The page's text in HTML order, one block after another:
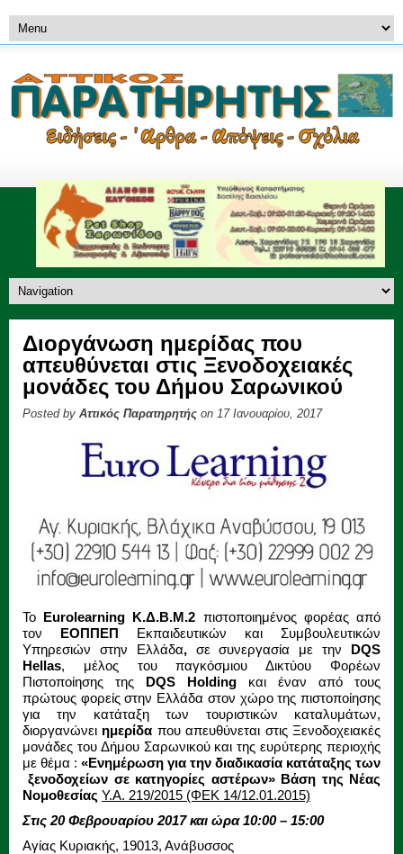
Διοργάνωση ημερίδας που
απευθύνεται στις Ξενοδοχειακές
μονάδες του Δήμου Σαρωνικού
Posted by Αττικός Παρατηρητής on 17 Ιανουαρίου, 2017
Το Eurolearning Κ.Δ.Β.Μ.2 πιστοποιημένος φορέας από
τον ΕΟΠΠΕΠ Εκπαιδευτικών και Συμβουλευτικών
Υπηρεσιών στην Ελλάδα, σε συνεργασία με την DQS
Hellas, μέλος του παγκόσμιου Δικτύου Φορέων
Πιστοποίησης της DQS Holding και έναν από τους
πρώτους φορείς στην Ελλάδα στον χώρο της πιστοποίησης
για την κατάταξη των τουριστικών καταλυμάτων,
διοργανώνειημερίδα που απευθύνεται στις Ξενοδοχειακές
μονάδες του Δήμου Σαρωνικού και της ευρύτερης περιοχής
με θέμα : «Ενημέρωση για την διαδικασία κατάταξης των
ξενοδοχείων σε κατηγορίες αστέρων» Βάση της Νέας
Νομοθεσίας Y.A. 219/2015 (ΦΕΚ 14/12.01.2015)
Στις 20 Φεβρουαρίου 2017 και ώρα 10:00 – 15:00
Αγίας Κυριακής, 19013, Ανάβυσσος